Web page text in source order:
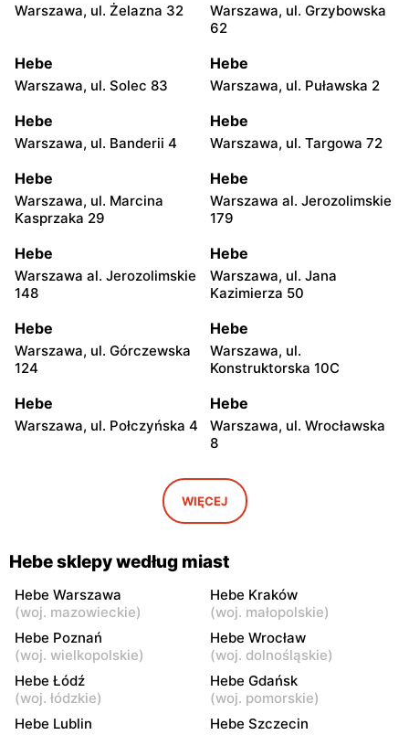
Warszawa, ul. Żelazna 32
Warszawa, ul. Grzybowska
62
Hebe
Warszawa, ul. Solec 83
Hebe
Warszawa, ul. Puławska 2
Hebe
Warszawa, ul. Banderii 4
Hebe
Warszawa, ul. Targowa 72
Hebe
Warszawa, ul. Marcina
Kasprzaka 29
Hebe
Warszawa al. Jerozolimskie
179
Hebe
Warszawa al. Jerozolimskie
148
Hebe
Warszawa, ul. Jana
Kazimierza 50
Hebe
Warszawa, ul. Górczewska
124
Hebe
Warszawa, ul.
Konstruktorska 10C
Hebe
Warszawa, ul. Połczyńska 4
Hebe
Warszawa, ul. Wrocławska
8
Warszawa, ul. Rembielińska
Hebe
Warszawa, ul. Grochowska
129
Hebe
Warszawa, ul. Jana
Kasprowicza 48
Hebe
Chrobrego 4
Warszawa, ul. Lazurowa
71a
Warszawa, ul. Jubilerska
1/3
Hebe
Warszawa, ul.
Hebe
Warszawa al.
WIĘCEJ
Hebe sklepy według miast
Hebe Warszawa
(woj. mazowieckie)
Hebe Kraków
(woj. małopolskie)
Hebe Poznań
(woj. wielkopolskie)
Hebe Wrocław
(woj. dolnośląskie)
Hebe Łódź
(woj. łódzkie)
Hebe Gdańsk
(woj. pomorskie)
Hebe Lublin
Hebe Szczecin